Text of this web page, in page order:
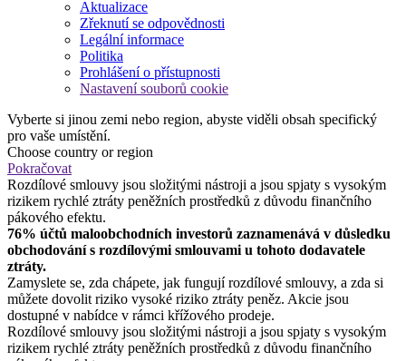
Aktualizace
Zřeknutí se odpovědnosti
Legální informace
Politika
Prohlášení o přístupnosti
Nastavení souborů cookie
Vyberte si jinou zemi nebo region, abyste viděli obsah specifický
pro vaše umístění.
Choose country or region
Pokračovat
Rozdílové smlouvy jsou složitými nástroji a jsou spjaty s vysokým
rizikem rychlé ztráty peněžních prostředků z důvodu finančního
pákového efektu.
76% účtů maloobchodních investorů zaznamenává v důsledku
obchodování s rozdílovými smlouvami u tohoto dodavatele
ztráty.
Zamyslete se, zda chápete, jak fungují rozdílové smlouvy, a zda si
můžete dovolit riziko vysoké riziko ztráty peněz. Akcie jsou
dostupné v nabídce v rámci křížového prodeje.
Rozdílové smlouvy jsou složitými nástroji a jsou spjaty s vysokým
rizikem rychlé ztráty peněžních prostředků z důvodu finančního